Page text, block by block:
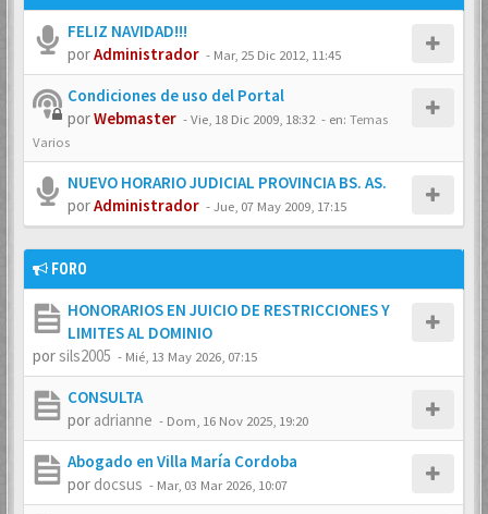
FELIZ NAVIDAD!!!
porAdministrador - Mar, 25 Dic 2012, 11:45
Condiciones de uso del Portal
porWebmaster -Vie, 18 Dic 2009, 18:32 - en: Temas
Varios
NUEVO HORARIO JUDICIAL PROVINCIA BS. AS.
porAdministrador -Jue, 07 May 2009, 17:15
FORO
HONORARIOS EN JUICIO DE RESTRICCIONES Y
LIMITES AL DOMINIO
porsils2005 - Mié, 13 May 2026, 07:15
CONSULTA
por adrianne - Dom, 16 Nov 2025, 19:20
Abogado en Villa María Cordoba
por docsus - Mar, 03 Mar 2026, 10:07